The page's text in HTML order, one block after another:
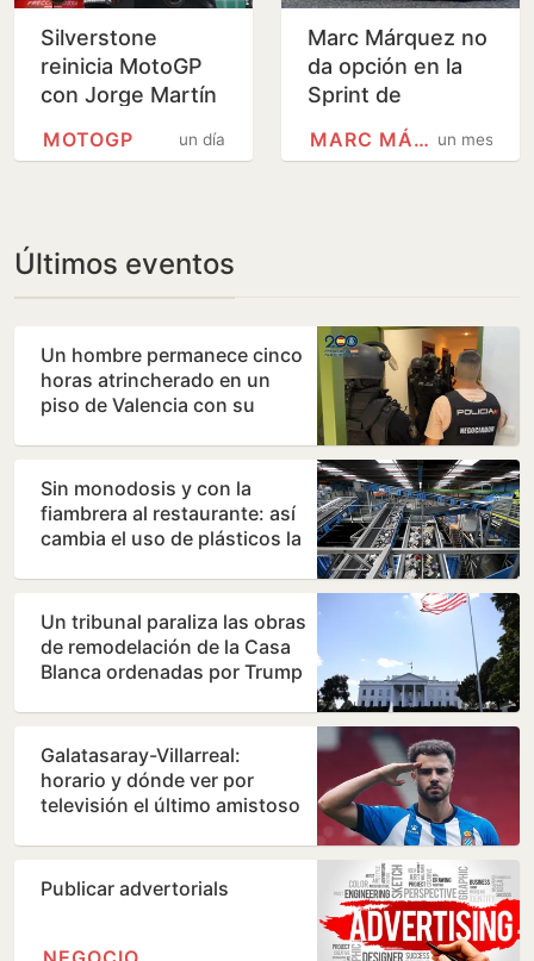
Silverstone
reinicia MotoGP
con Jorge Martín
Márquez al
un día
MOTOGP
Marc Márquez no
da opción en la
Sprint de
Sachsenring y
aprieta el Mundial
un mes
MARC MÁRQUEZ
Últimos eventos
Un hombre permanece cinco
horas atrincherado en un
piso de Valencia con su
Sin monodosis y con la
fiambrera al restaurante: así
cambia el uso de plásticos la
Un tribunal paraliza las obras
de remodelación de la Casa
Blanca ordenadas por Trump
Galatasaray-Villarreal:
horario y dónde ver por
televisión el último amistoso
Publicar advertorials